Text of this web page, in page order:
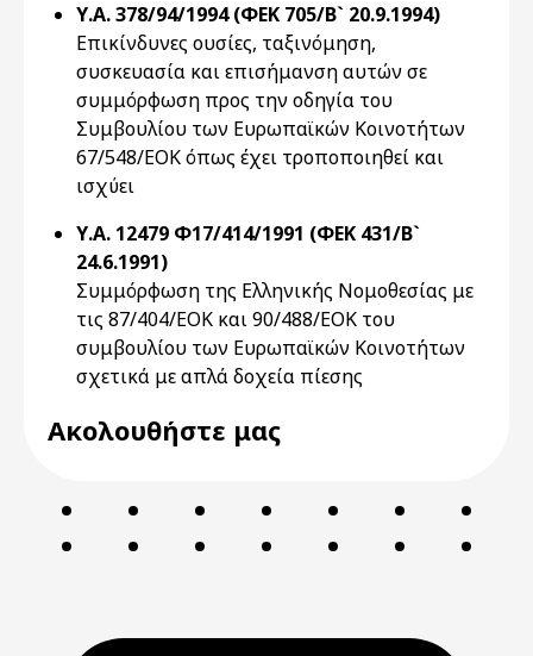
Υ.Α. 378/94/1994 (ΦΕΚ 705/Β` 20.9.1994)
Επικίνδυνες ουσίες, ταξινόμηση,
συσκευασία και επισήμανση αυτών σε
συμμόρφωση προς την οδηγία του
Συμβουλίου των Ευρωπαϊκών Κοινοτήτων
67/548/ΕΟΚ όπως έχει τροποποιηθεί και
ισχύει
Υ.Α. 12479 Φ17/414/1991 (ΦΕΚ 431/Β`
24.6.1991)
Συμμόρφωση της Ελληνικής Νομοθεσίας με
τις 87/404/ΕΟΚ και 90/488/ΕΟΚ του
συμβουλίου των Ευρωπαϊκών Κοινοτήτων
σχετικά με απλά δοχεία πίεσης
Ακολουθήστε μας